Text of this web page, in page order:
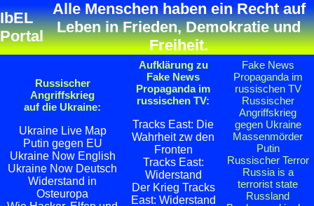
IbEL
Portal
Alle Menschen haben ein Recht auf
Leben in Frieden, Demokratie und
Freiheit.
Russischer
Angriffskrieg
auf die Ukraine:
Ukraine Live Map
Putin gegen EU
Ukraine Now English
Ukraine Now Deutsch
Widerstand in
Osteuropa
Aufklärung zu
Fake News
Propaganda im
russischen TV:
Tracks East: Die
Wahrheit zw den
Fronten
Tracks East:
Widerstand
Der Krieg Tracks
East: Widerstand
Fake News
Propaganda im
russischen TV
Russischer
Angriffskrieg
gegen Ukraine
Massenmörder
Putin
Russischer Terror
Russia is a
terrorist state
Russland